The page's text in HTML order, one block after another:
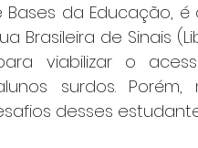
da Educação,
Brasileira de Sinais
viabilizar o
surdos.
desses